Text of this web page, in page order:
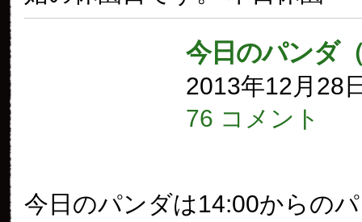
今日のパンダ
2013年12月28
76 コメント
今日のパンダは14:00からの